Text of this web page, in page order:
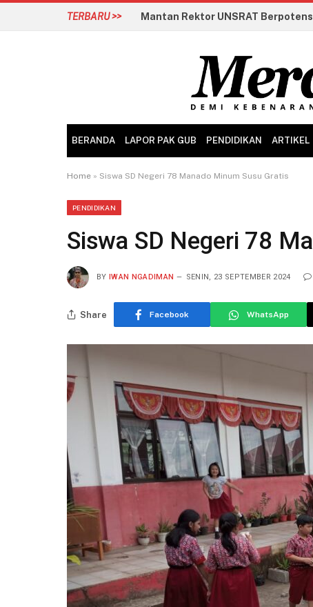
TERBARU >>
BERANDA LAPOR PAK GUB PENDIDIKAN ARTIKEL
Home » Siswa SD Negeri 78 Manado Minum Susu Gratis
PENDIDIKAN
Siswa SD Negeri 78
BY IWAN NGADIMAN SENIN, 23 SEPTEMBER 2024
Share Facebook WhatsApp